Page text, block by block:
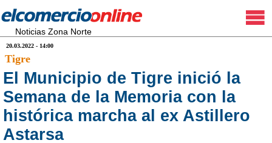
Noticias Zona Norte
20.03.2022 - 14:00
Tigre
El Municipio de Tigre inició la
Semana de la Memoria con la
histórica marcha al ex Astillero
Astarsa